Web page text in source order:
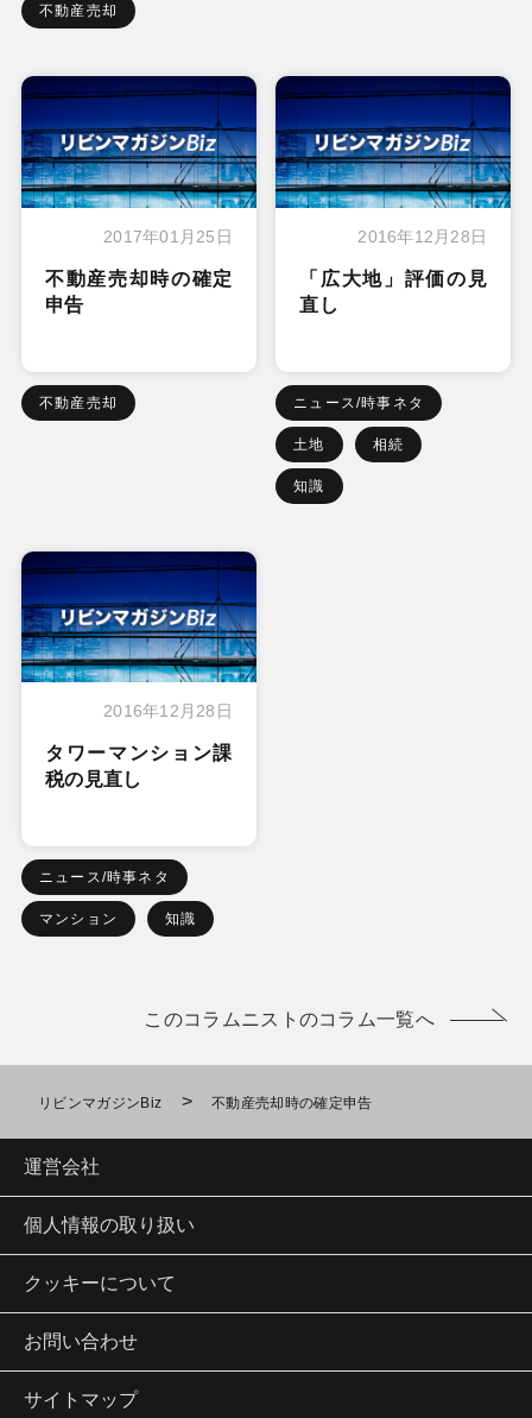
不動産売却
2017年01月25日
不動産売却時の確定
申告
不動産売却
2016年12月28日
「広大地」評価の見
直し
ニュース/時事ネタ
土地 相続
知識
2016年12月28日
タワーマンション課
税の見直し
ニュース/時事ネタ
マンション 知識
このコラムニストのコラム一覧へ
リビンマガジンBiz > 不動産売却時の確定申告
運営会社
個人情報の取り扱い
クッキーについて
お問い合わせ
サイトマップ